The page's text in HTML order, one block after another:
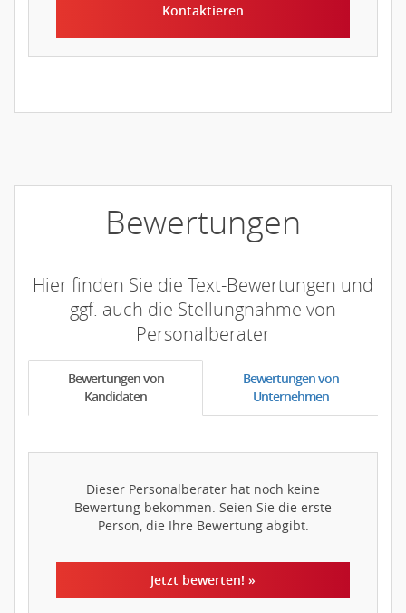
Kontaktieren
Bewertungen
Hier finden Sie die Text-Bewertungen und
ggf. auch die Stellungnahme von
Personalberater
Bewertungen von
Kandidaten
Bewertungen von
Unternehmen
Dieser Personalberater hat noch keine
Bewertung bekommen. Seien Sie die erste
Person, die Ihre Bewertung abgibt.
Jetzt bewerten! »